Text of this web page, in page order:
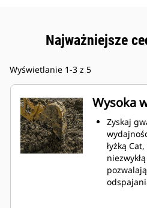
Najważniejsze
Wyświetlanie 1-3 z 5
Wysoka
Zyskaj
łyżką